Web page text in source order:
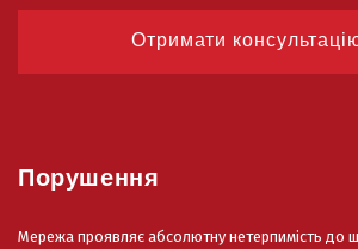
Отримати
Порушення
Мережа проявляє абсолютну нетерпимість до